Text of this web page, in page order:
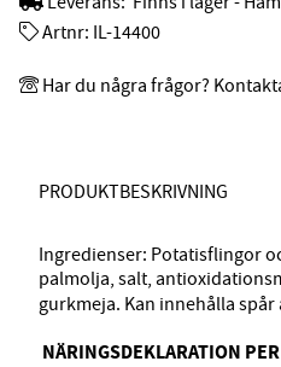
PRODUKTBESKRIVNING
Ingredienser: Potatisflingor
palmolja, salt,
gurkmeja. Kan innehålla spår
NÄRINGSDEKLARATION
Artnr: IL-14400
Har du några frågor?